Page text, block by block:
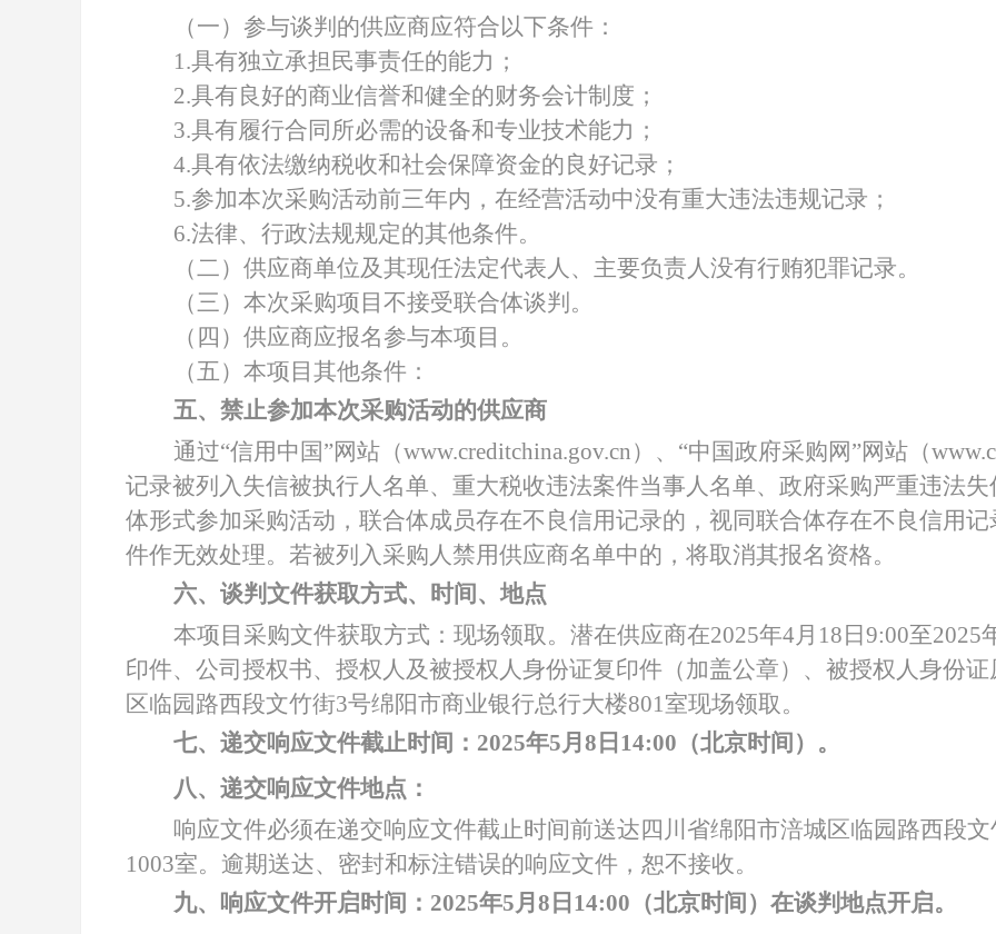
（一）参与谈判的供应商应符合以下条件：
1.具有独立承担民事责任的能力；
2.具有良好的商业信誉和健全的财务会计制度；
3.具有履行合同所必需的设备和专业技术能力；
4.具有依法缴纳税收和社会保障资金的良好记录；
5.参加本次采购活动前三年内，在经营活动中没有重大违法违规记录；
6.法律、行政法规规定的其他条件。
（二）供应商单位及其现任法定代表人、主要负责人没有行贿犯罪记录。
（三）本次采购项目不接受联合体谈判。
（四）供应商应报名参与本项目。
（五）本项目其他条件：
五、禁止参加本次采购活动的供应商
通过“信用中国”网站（www.creditchina.gov.cn）、“中国政府采购网”网站（
记录被列入失信被执行人名单、重大税收违法案件当事人名单、政府采购严重违法
体形式参加采购活动，联合体成员存在不良信用记录的，视同联合体存在不良信用
件作无效处理。若被列入采购人禁用供应商名单中的，将取消其报名资格。
六、谈判文件获取方式、时间、地点
本项目采购文件获取方式：现场领取。潜在供应商在2025年4月18日9:00至
印件、公司授权书、授权人及被授权人身份证复印件（加盖公章）、被授权人身份
区临园路西段文竹街3号绵阳市商业银行总行大楼801室现场领取。
七、递交响应文件截止时间： 2025年5月 8 日 14:00 （北京时间）。
八、递交响应文件地点：
响应文件必须在递交响应文件截止时间前送达四川省绵阳市涪城区临园路西段文
1003室。逾期送达、密封和标注错误的响应文件，恕不接收。
九、响应文件开启时间： 2025年5月 8 日 14:00 （北京时间）在谈判地点开启。